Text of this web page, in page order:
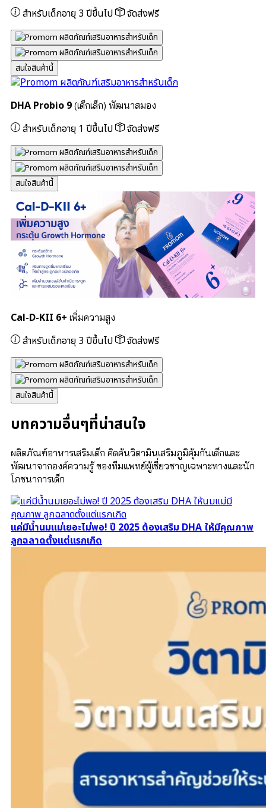
สำหรับเด็กอายุ 3 ปีขึ้นไป จัดส่งฟรี
สนใจสินค้านี้
DHA Probio 9 (เด็กเล็ก) พัฒนาสมอง
สำหรับเด็กอายุ 1 ปีขึ้นไป จัดส่งฟรี
สนใจสินค้านี้
Cal-D-KII 6+ เพิ่มความสูง
สำหรับเด็กอายุ 3 ปีขึ้นไป จัดส่งฟรี
สนใจสินค้านี้
บทความอื่นๆที่น่าสนใจ
ผลิตภัณฑ์อาหารเสริมเด็ก คิดค้นวิตามินเสริมภูมิคุ้มกันเด็กและ
พัฒนาจากองค์ความรู้ ของทีมแพทย์ผู้เชี่ยวชาญเฉพาะทางและนัก
โภชนาการเด็ก
แค่มีน้ำนมแม่เยอะไม่พอ! ปี 2025 ต้องเสริม DHA ให้มีคุณภาพ
ลูกฉลาดตั้งแต่แรกเกิด